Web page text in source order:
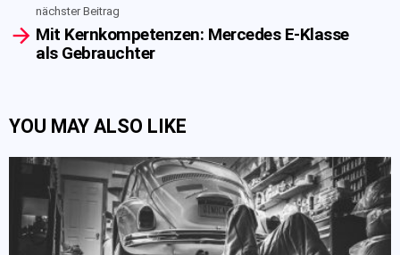
nächster Beitrag
Mit Kernkompetenzen: Mercedes E-Klasse
als Gebrauchter
YOU MAY ALSO LIKE